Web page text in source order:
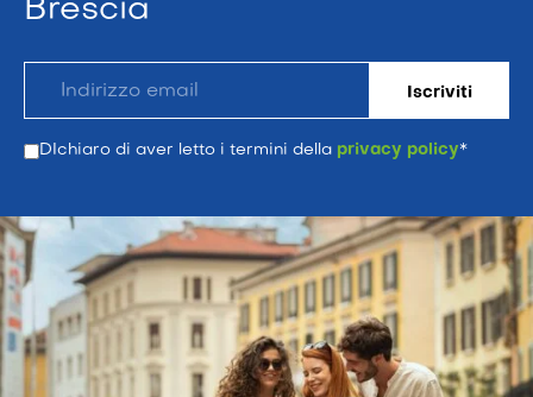
Brescia
DIchiaro di aver letto i termini della privacy policy*